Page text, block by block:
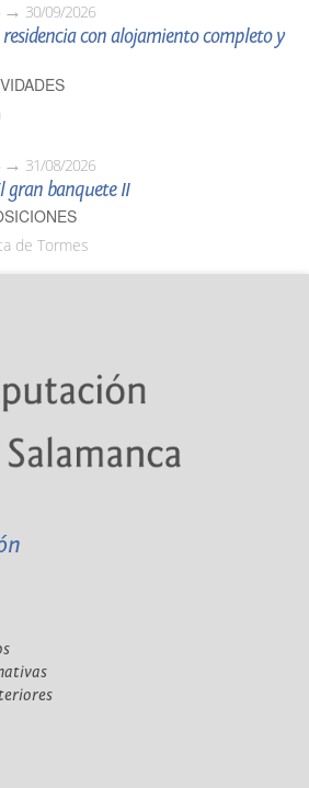
30/09/2026
residencia con alojamiento completo y
31/08/2026
gran banquete II
de Tormes